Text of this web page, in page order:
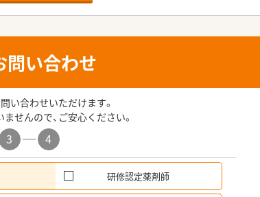
問い合わせ
い合わせいただけます。
せんので、ご安心ください。
3 4
研修認定薬剤師